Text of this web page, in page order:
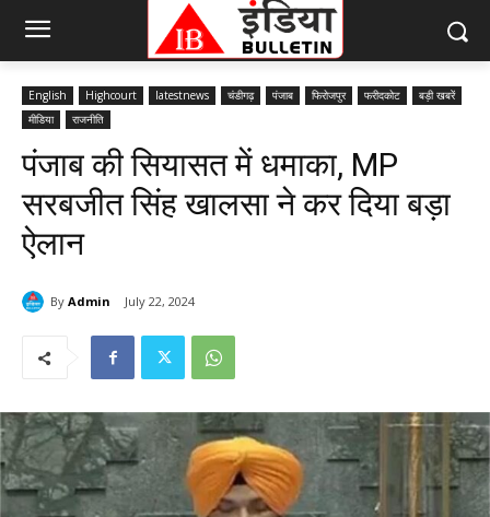
English Highcourt latestnews चंडीगढ़ पंजाब फिरोजपुर फरीदकोट
बड़ी खबरें
मीडिया
राजनीति
पंजाब की सियासत में धमाका, MP
सरबजीत सिंह खालसा ने कर दिया बड़ा
ऐलान
By Admin July 22, 2024